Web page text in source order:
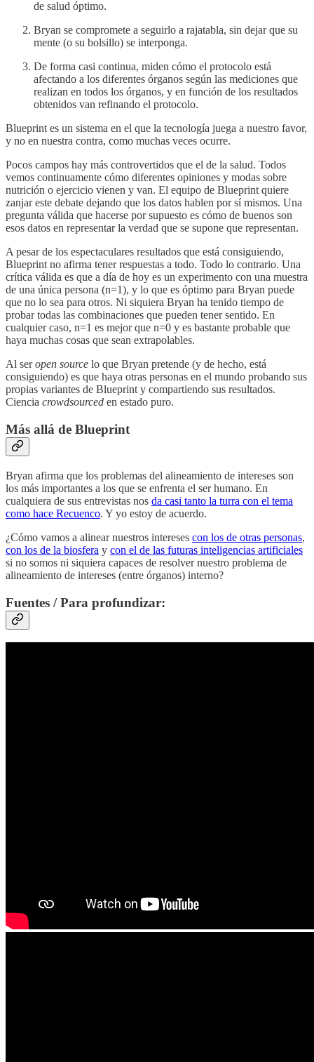
de salud óptimo.
Bryan se compromete a seguirlo a rajatabla, sin dejar que su
mente (o su bolsillo) se interponga.
De forma casi continua, miden cómo el protocolo está
afectando a los diferentes órganos según las mediciones que
realizan en todos los órganos, y en función de los resultados
obtenidos van refinando el protocolo.
Blueprint es un sistema en el que la tecnología juega a nuestro favor,
y no en nuestra contra, como muchas veces ocurre.
Pocos campos hay más controvertidos que el de la salud. Todos
vemos continuamente cómo diferentes opiniones y modas sobre
nutrición o ejercicio vienen y van. El equipo de Blueprint quiere
zanjar este debate dejando que los datos hablen por sí mismos. Una
pregunta válida que hacerse por supuesto es cómo de buenos son
esos datos en representar la verdad que se supone que representan.
A pesar de los espectaculares resultados que está consiguiendo,
Blueprint no afirma tener respuestas a todo. Todo lo contrario. Una
crítica válida es que a día de hoy es un experimento con una muestra
de una única persona (n=1), y lo que es óptimo para Bryan puede
que no lo sea para otros. Ni siquiera Bryan ha tenido tiempo de
probar todas las combinaciones que pueden tener sentido. En
cualquier caso, n=1 es mejor que n=0 y es bastante probable que
haya muchas cosas que sean extrapolables.
Al seropen source lo que Bryan pretende (y de hecho, está
consiguiendo) es que haya otras personas en el mundo probando sus
propias variantes de Blueprint y compartiendo sus resultados.
Ciencia crowdsourced en estado puro.
Más allá de Blueprint
Bryan afirma que los problemas del alineamiento de intereses son
los más importantes a los que se enfrenta el ser humano. En
cualquiera de sus entrevistas nos da casi tanto la turra con el tema
como hace Recuenco. Y yo estoy de acuerdo.
¿Cómo vamos a alinear nuestros intereses con los de otras personas,
con los de la biosfera y con el de las futuras inteligencias artificiales
si no somos ni siquiera capaces de resolver nuestro problema de
alineamiento de intereses (entre órganos) interno?
Fuentes / Para profundizar: